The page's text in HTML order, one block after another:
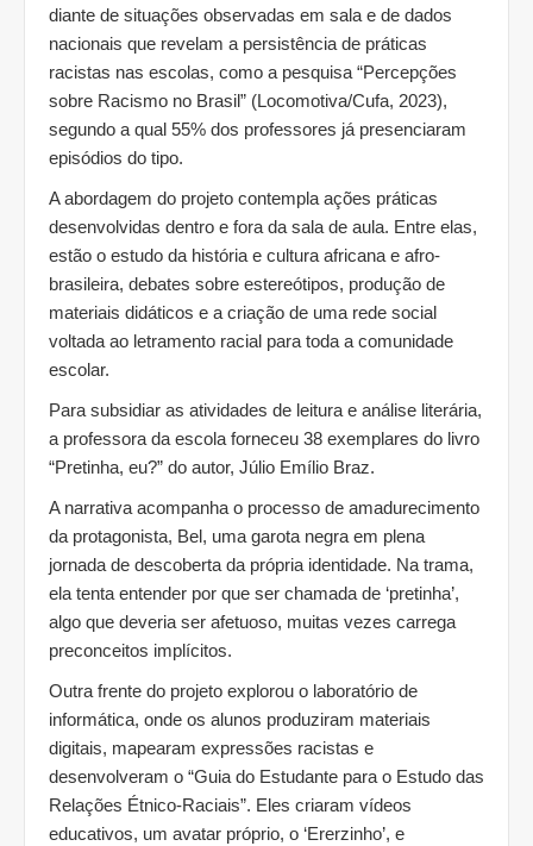
diante de situações observadas em sala e de dados
nacionais que revelam a persistência de práticas
racistas nas escolas, como a pesquisa “Percepções
sobre Racismo no Brasil” (Locomotiva/Cufa, 2023),
segundo a qual 55% dos professores já presenciaram
episódios do tipo.
A abordagem do projeto contempla ações práticas
desenvolvidas dentro e fora da sala de aula. Entre elas,
estão o estudo da história e cultura africana e afro-
brasileira, debates sobre estereótipos, produção de
materiais didáticos e a criação de uma rede social
voltada ao letramento racial para toda a comunidade
escolar.
Para subsidiar as atividades de leitura e análise literária,
a professora da escola forneceu 38 exemplares do livro
“Pretinha, eu?” do autor, Júlio Emílio Braz.
A narrativa acompanha o processo de amadurecimento
da protagonista, Bel, uma garota negra em plena
jornada de descoberta da própria identidade. Na trama,
ela tenta entender por que ser chamada de ‘pretinha’,
algo que deveria ser afetuoso, muitas vezes carrega
preconceitos implícitos.
Outra frente do projeto explorou o laboratório de
informática, onde os alunos produziram materiais
digitais, mapearam expressões racistas e
desenvolveram o “Guia do Estudante para o Estudo das
Relações Étnico-Raciais”. Eles criaram vídeos
educativos, um avatar próprio, o ‘Ererzinho’, e